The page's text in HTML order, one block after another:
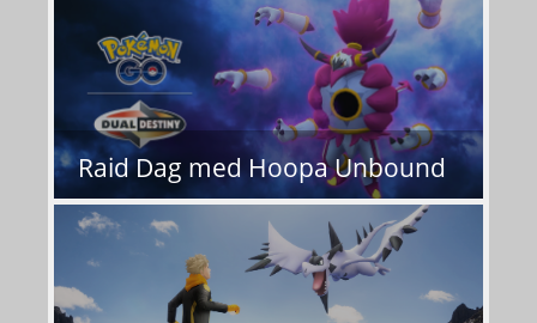
Raid Dag med Hoopa Unbound